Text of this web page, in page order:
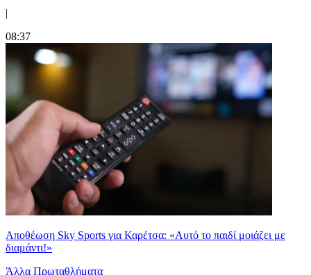
|
08:37
Αποθέωση Sky Sports για Καρέτσα: «Αυτό το παιδί μοιάζει με
διαμάντι!»
Άλλα Πρωταθλήματα